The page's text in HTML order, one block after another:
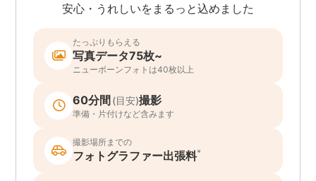
安心・うれしいをまるっと込めました
たっぷりもらえる
写真データ75枚~
ニューボーンフォトは40枚以上
60分間 (目安)撮影
準備・片付けなど含みます
撮影場所までの
フォトグラファー出張料*